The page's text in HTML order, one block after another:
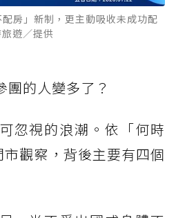
房」新制，更主動吸收未成功配
遊／提供
團的人變多了？
忽視的浪潮。依「何時
觀察，背後主要有四個